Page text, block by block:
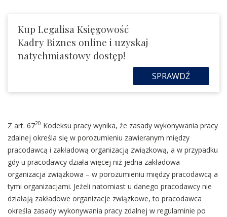
Kup Legalisa Księgowość
Kadry Biznes online i uzyskaj
natychmiastowy dostęp!
SPRAWDŹ
Z art. 6720 Kodeksu pracy wynika, że zasady wykonywania pracy
zdalnej określa się w porozumieniu zawieranym między
pracodawcą i zakładową organizacją związkową, a w przypadku
gdy u pracodawcy działa więcej niż jedna zakładowa
organizacja związkowa – w porozumieniu między pracodawcą a
tymi organizacjami. Jeżeli natomiast u danego pracodawcy nie
działają zakładowe organizacje związkowe, to pracodawca
określa zasady wykonywania pracy zdalnej w regulaminie po